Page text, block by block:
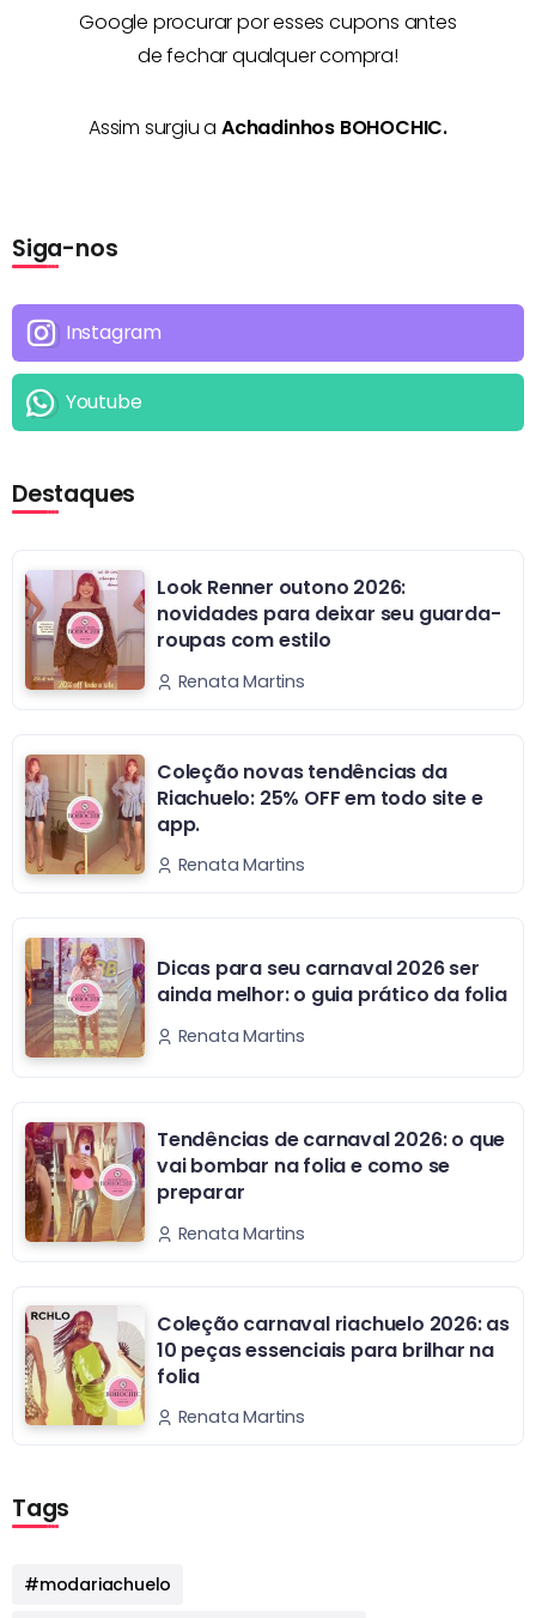
Google procurar por esses cupons antes
de fechar qualquer compra!
Assim surgiu a Achadinhos BOHOCHIC.
Siga-nos
Instagram
Youtube
Destaques
Look Renner outono 2026:
novidades para deixar seu guarda-
roupas com estilo
Renata Martins
Coleção novas tendências da
Riachuelo: 25% OFF em todo site e
app.
Renata Martins
Dicas para seu carnaval 2026 ser
ainda melhor: o guia prático da folia
Renata Martins
Tendências de carnaval 2026: o que
vai bombar na folia e como se
preparar
Renata Martins
Coleção carnaval riachuelo 2026: as
10 peças essenciais para brilhar na
folia
Renata Martins
Tags
#modariachuelo